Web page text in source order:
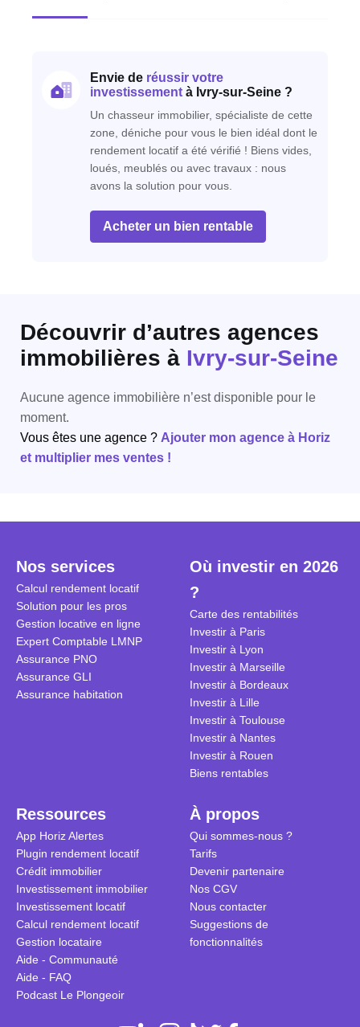
Envie de réussir votre
investissement à Ivry-sur-Seine ?
Un chasseur immobilier, spécialiste de cette
zone, déniche pour vous le bien idéal dont le
rendement locatif a été vérifié ! Biens vides,
loués, meublés ou avec travaux : nous
avons la solution pour vous.
Acheter un bien rentable
Découvrir d’autres agences
immobilières à Ivry-sur-Seine
Aucune agence immobilière n’est disponible pour le
moment.
Vous êtes une agence ? Ajouter mon agence à Horiz
et multiplier mes ventes !
Nos services
Calcul rendement locatif
Solution pour les pros
Gestion locative en ligne
Expert Comptable LMNP
Assurance PNO
Assurance GLI
Assurance habitation
Où investir en 2026
?
Carte des rentabilités
Investir à Paris
Investir à Lyon
Investir à Marseille
Investir à Bordeaux
Investir à Lille
Investir à Toulouse
Investir à Nantes
Investir à Rouen
Biens rentables
Ressources
App Horiz Alertes
Plugin rendement locatif
Crédit immobilier
Investissement immobilier
Investissement locatif
Calcul rendement locatif
Gestion locataire
Aide - Communauté
Aide - FAQ
Podcast Le Plongeoir
À propos
Qui sommes-nous ?
Tarifs
Devenir partenaire
Nos CGV
Nous contacter
Suggestions de
fonctionnalités